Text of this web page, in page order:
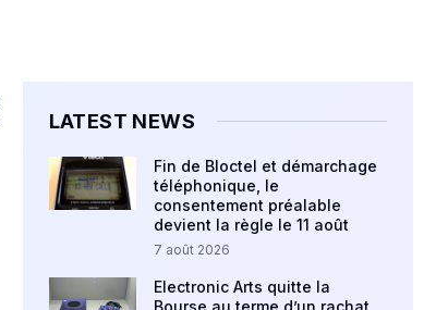
LATEST NEWS
Fin de Bloctel et démarchage
téléphonique, le
consentement préalable
devient la règle le 11 août
7 août 2026
Electronic Arts quitte la